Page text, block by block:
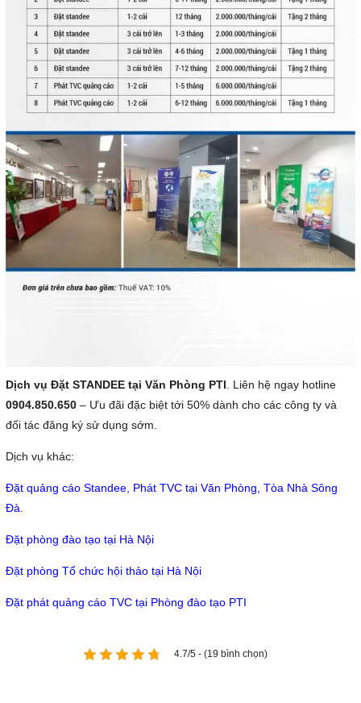
Dịch vụ Đặt STANDEE tại Văn Phòng PTI. Liên hệ ngay hotline
0904.850.650 – Ưu đãi đặc biệt tới 50% dành cho các công ty và
đối tác đăng ký sử dụng sớm.
Dịch vụ khác:
Đặt quảng cáo Standee, Phát TVC tại Văn Phòng, Tòa Nhà Sông
Đà.
Đặt phòng đào tạo tại Hà Nội
Đặt phòng Tổ chức hội thảo tại Hà Nội
Đặt phát quảng cáo TVC tại Phòng đào tạo PTI
4.7/5 - (19 bình chọn)